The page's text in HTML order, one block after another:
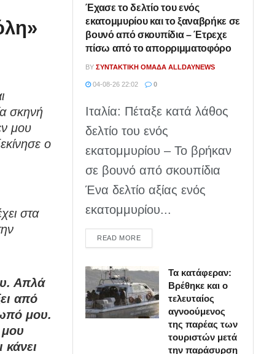
σκηνή
μου
ο
στα
Απλά
από
μου.
μου
κάνει
Έχασε το δελτίο του ενός
εκατομμυρίου και το ξαναβρήκε σε
βουνό από σκουπίδια – Έτρεχε
πίσω από το απορριμματοφόρο
BY ΣΥΝΤΑΚΤΙΚΉ ΟΜΆΔΑ ALLDAYNEWS
04-08-26 22:02 0
Ιταλία: Πέταξε κατά λάθος
δελτίο του ενός
εκατομμυρίου – Το βρήκαν
σε βουνό από σκουπίδια
Ένα δελτίο αξίας ενός
εκατομμυρίου...
READ MOREDETAILS
Τα κατάφεραν:
Βρέθηκε και ο
τελευταίος
αγνοούμενος
της παρέας των
τουριστών μετά
την παράσυρση